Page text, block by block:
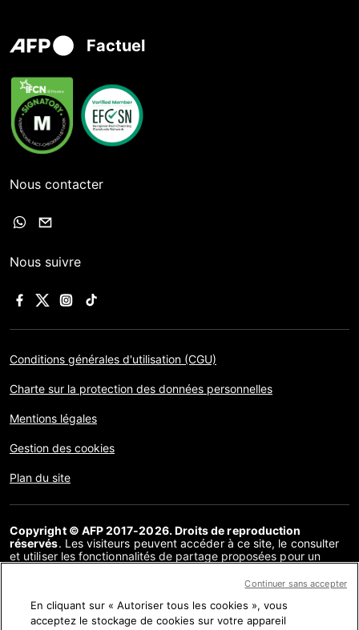
Factuel
Nous contacter
Nous suivre
Conditions générales d'utilisation (CGU)
Charte sur la protection des données personnelles
Mentions légales
Gestion des cookies
Plan du site
Copyright © AFP 2017-2026. Droits de reproduction
réservés. Les visiteurs peuvent accéder à ce site, le consulter
et utiliser les fonctionnalités de partage proposées pour un
communication au public, distribution de tout ou partie du
soit, sans licence spécifique signée avec l’AFP, est interdite. Les
éléments analysés dans le cadre de chaque factuel sont
En cliquant sur « Autoriser tous les cookies », vous
acceptez le stockage de cookies sur votre appareil
Continuer sans accepter